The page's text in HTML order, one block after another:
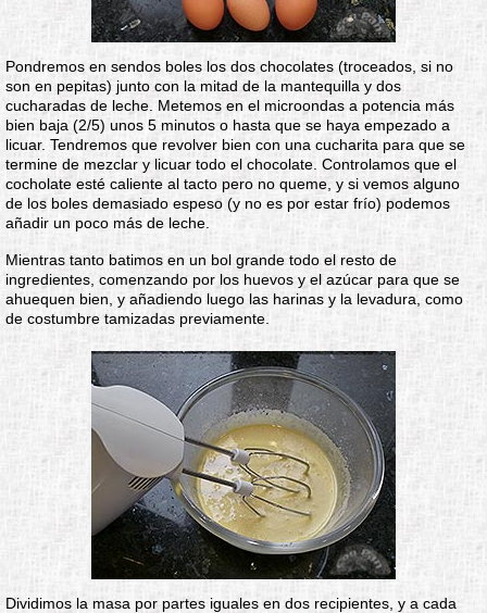
Pondremos en sendos boles los dos chocolates (troceados, si no
son en pepitas) junto con la mitad de la mantequilla y dos
cucharadas de leche. Metemos en el microondas a potencia más
bien baja (2/5) unos 5 minutos o hasta que se haya empezado a
licuar. Tendremos que revolver bien con una cucharita para que se
termine de mezclar y licuar todo el chocolate. Controlamos que el
cocholate esté caliente al tacto pero no queme, y si vemos alguno
de los boles demasiado espeso (y no es por estar frío) podemos
añadir un poco más de leche.
Mientras tanto batimos en un bol grande todo el resto de
ingredientes, comenzando por los huevos y el azúcar para que se
ahuequen bien, y añadiendo luego las harinas y la levadura, como
de costumbre tamizadas previamente.
Dividimos la masa por partes iguales en dos recipientes, y a cada